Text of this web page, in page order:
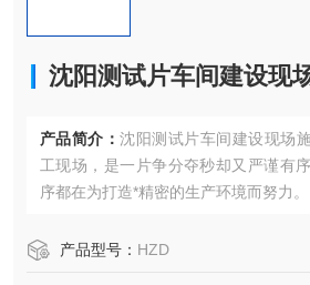
沈阳测试片车间建设现
产品简介： 沈阳测试片车间建设现场
工现场，是一片争分夺秒却又严谨有
序都在为打造*精密的生产环境而努力。
产品型号： HZD